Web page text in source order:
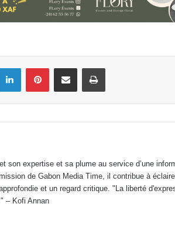
LinkedinPinterestPartager par email Imprimer
son expertise et sa plume au service d’une
de Gabon Media Time, il contribue à
et un regard critique. "La liberté
– Kofi Annan
CES Public d’Awendje : 2
Gabon : Paul Kessany
actes la politique de
Oligui Nguema
Gabon : Hermann
prend le pouls de la